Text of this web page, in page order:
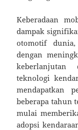
Keberadaan
dampak
otomotif
dengan
keberlanjutan
teknologi
mendapatkan
beberapa tahun
mulai
adopsi